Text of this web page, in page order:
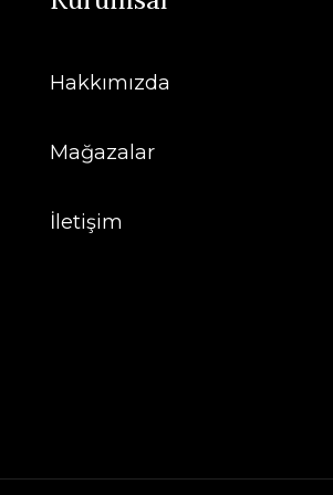
Hakkımızda
Mağazalar
İletişim